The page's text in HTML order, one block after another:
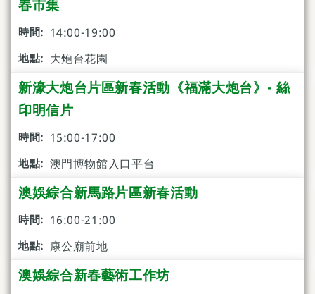
春市集
14:00-19:00
大炮台花園
新濠大炮台片區新春活動《福滿大炮台》- 絲
印明信片
15:00-17:00
澳門博物館入口平台
澳娛綜合新馬路片區新春活動
16:00-21:00
康公廟前地
澳娛綜合新春藝術工作坊